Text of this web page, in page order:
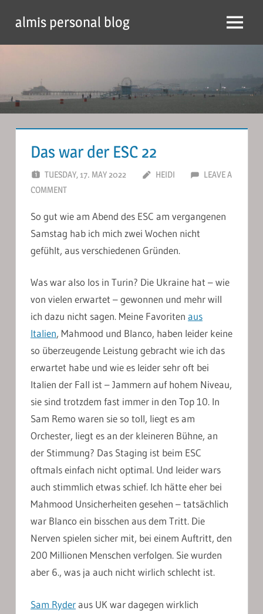
content
almis personal blog Menu
Das war der ESC 22
TUESDAY, 17. MAY 2022 HEIDI
LEAVE A
COMMENT
So gut wie am Abend des ESC am vergangenen
Samstag hab ich mich zwei Wochen nicht
gefühlt, aus verschiedenen Gründen.
Was war also los in Turin? Die Ukraine hat – wie
von vielen erwartet – gewonnen und mehr will
ich dazu nicht sagen. Meine Favoriten aus
Italien, Mahmood und Blanco, haben leider keine
so überzeugende Leistung gebracht wie ich das
erwartet habe und wie es leider sehr oft bei
Italien der Fall ist – Jammern auf hohem Niveau,
sie sind trotzdem fast immer in den Top 10. In
Sam Remo waren sie so toll, liegt es am
Orchester, liegt es an der kleineren Bühne, an
der Stimmung? Das Staging ist beim ESC
oftmals einfach nicht optimal. Und leider wars
auch stimmlich etwas schief. Ich hätte eher bei
Mahmood Unsicherheiten gesehen – tatsächlich
war Blanco ein bisschen aus dem Tritt. Die
Nerven spielen sicher mit, bei einem Auftritt, den
200 Millionen Menschen verfolgen. Sie wurden
aber 6., was ja auch nicht wirlich schlecht ist.
Sam Ryderaus UK war dagegen wirklich